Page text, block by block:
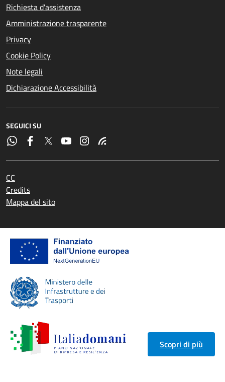
Richiesta d'assistenza
Amministrazione trasparente
Privacy
Cookie Policy
Note legali
Dichiarazione Accessibilità
SEGUICI SU
CC
Credits
Mappa del sito
Scopri di più